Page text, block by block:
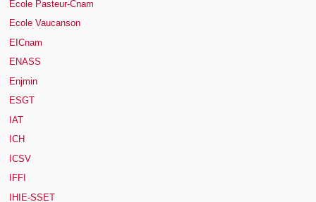
Ecole Pasteur-Cnam
Ecole Vaucanson
EICnam
ENASS
Enjmin
ESGT
IAT
ICH
ICSV
IFFI
IHIE-SSET